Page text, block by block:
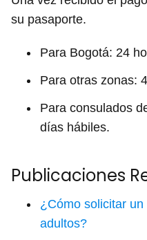
su pasaporte.
Para Bogotá: 24
Para otras zonas:
Para consulados
días hábiles.
Publicaciones
¿Cómo solicitar
adultos?